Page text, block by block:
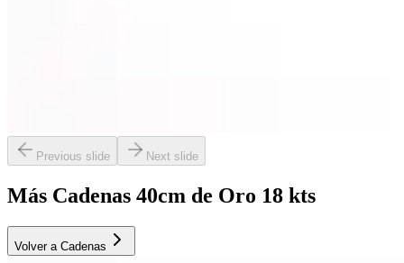
Previous slide Next slide
Más Cadenas 40cm de Oro 18 kts
Volver a Cadenas